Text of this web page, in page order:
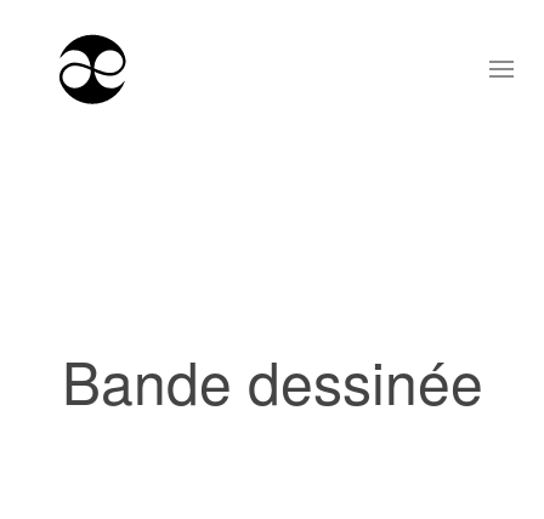
Bande dessinée